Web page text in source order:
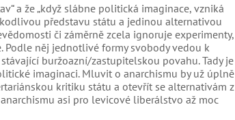
a že „když slábne politická imaginace, vzniká
představu státu a jedinou alternativou
či záměrně zcela ignoruje experimenty,
Podle něj jednotlivé formy svobody vedou k
buržoazní/zastupitelskou povahu. Tady je
imaginaci. Mluvit o anarchismu by už úplně
kritiku státu a otevřít se alternativám z
asi pro levicové liberálstvo až moc